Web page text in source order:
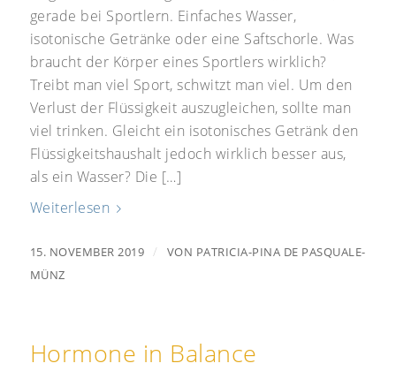
gerade bei Sportlern. Einfaches Wasser,
isotonische Getränke oder eine Saftschorle. Was
braucht der Körper eines Sportlers wirklich?
Treibt man viel Sport, schwitzt man viel. Um den
Verlust der Flüssigkeit auszugleichen, sollte man
viel trinken. Gleicht ein isotonisches Getränk den
Flüssigkeitshaushalt jedoch wirklich besser aus,
als ein Wasser? Die […]
Weiterlesen
15. NOVEMBER 2019 / VON PATRICIA-PINA DE PASQUALE-
MÜNZ
Hormone in Balance